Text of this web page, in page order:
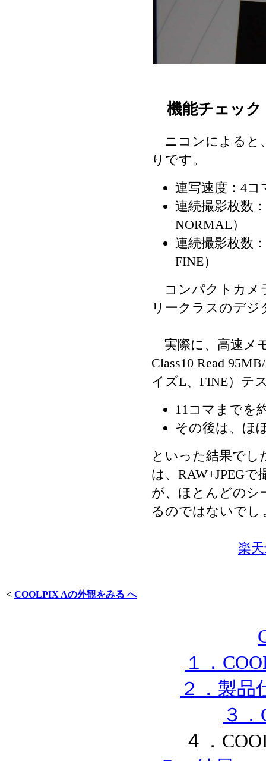
機能チェック
ニコンによると
りです。
連写速度：4コ
連続撮影枚数
NORMAL）
連続撮影枚数
FINE）
コンパクトカメ
リークラスのデ
実際に、高速メ
Class10 Read
イズL、FINE）テ
11コマまでを
その後は、ほ
といった結果でし
は、RAW+JPEG
が、ほとんどのシ
るのではないでし
楽
< COOLPIX Aの外観をみる へ
１．
２．製品
３
４．